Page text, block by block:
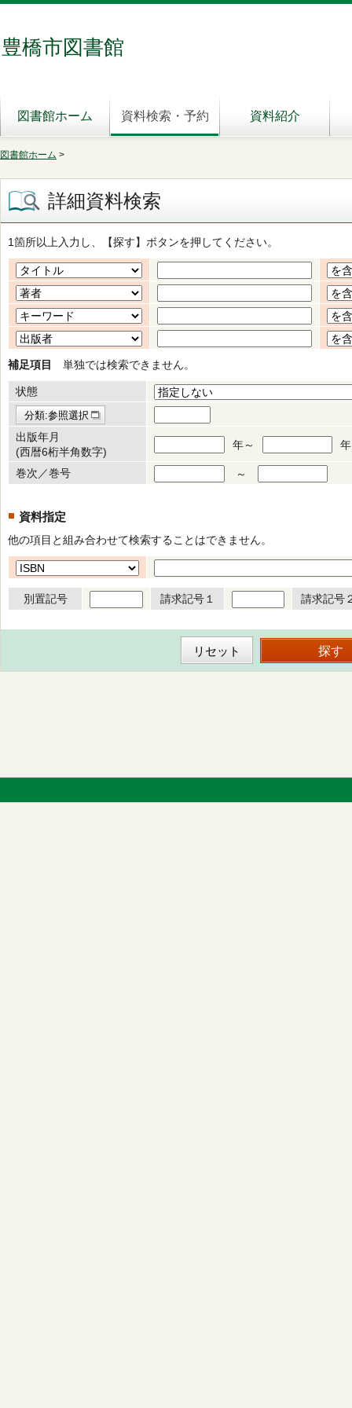
豊橋市図書館
図書館ホーム 資料検索・予約 資料紹介
図書館ホーム >
詳細資料検索
1箇所以上入力し、【探す】ボタンを押してください。
補足項目 単独では検索できません。
状態
分類:参照選択
出版年月
(西暦6桁半角数字)
年～ 年
巻次／巻号 ～
資料指定
他の項目と組み合わせて検索することはできません。
別置記号 請求記号１ 請求記号